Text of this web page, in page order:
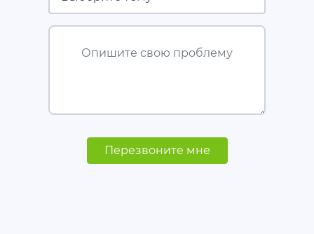
Опишите свою проблему
Перезвоните мне